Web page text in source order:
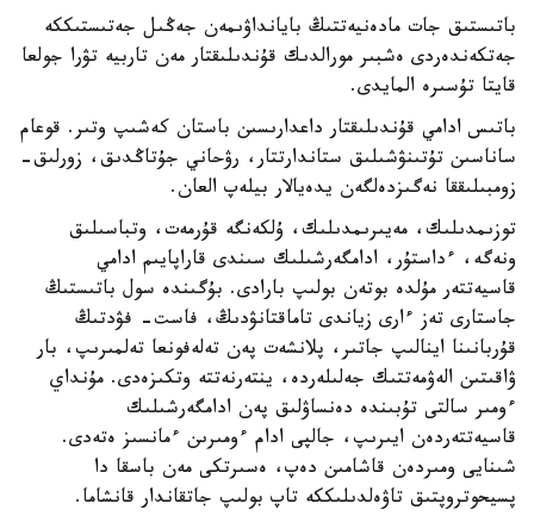
باتىستىق جات مادەنيەتتىڭ بايانداۋىمەن جەڭىل جەتىستىككە
جەتكەندەردى ەشبىر مورالدىك قۇندىلىقتار مەن تاربيە تۋرا جولعا
قايتا تۇسىرە المايدى.
باتىس ادامي قۇندىلىقتار داعدارىسىن باستان كەشىپ وتىر. قوعام
ساناسىن تۇتىنۋشىلىق ستاندارتتار، رۋحاني جۇتاڭدىق، زورلىق-
زومبىلىققا نەگىزدەلگەن يدەيالار بيلەپ العان.
توزىمدىلىك، مەيىرىمدىلىك، ۇلكەنگە قۇرمەت، وتباسىلىق
ونەگە، ءداستۇر، ادامگەرشىلىك سىندى قاراپايىم ادامي
قاسيەتتەر مۇلدە بوتەن بولىپ بارادى. بۇگىندە سول باتىستىڭ
جاستارى تەز ءارى زياندى تاماقتانۋدىڭ، فاست- فۋدتىڭ
قۇربانىنا اينالىپ جاتىر، پلانشەت پەن تەلەفونعا تەلمىرىپ، بار
ۋاقىتىن الەۋمەتتىك جەلىلەردە، ينتەرنەتتە وتكىزەدى. مۇنداي
ءومىر سالتى تۇبىندە دەنساۋلىق پەن ادامگەرشىلىك
قاسيەتتەردەن ايىرىپ، جالپى ادام ءومىرىن ءمانسىز ەتەدى.
شىنايى ومىردەن قاشامىن دەپ، ەسىرتكى مەن باسقا دا
پسيحوتروپتىق تاۋەلدىلىككە تاپ بولىپ جاتقاندار قانشاما.